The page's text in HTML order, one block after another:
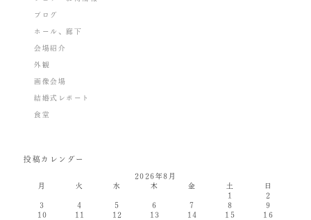
ブログ
ホール、廊下
会場紹介
外観
画像会場
結婚式レポート
食堂
投稿カレンダー
2026年8月
月
火 水 木 金 土
日
1
2
3
4 5 6 7 8
9
10
11 12 13 14 15 16